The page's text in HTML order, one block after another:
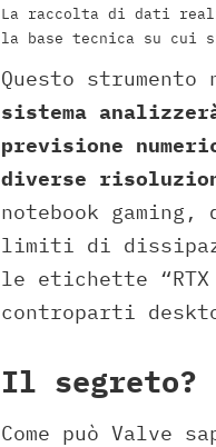
La raccolta di dati reali
la base tecnica su cui
Questo
sistema
previsione
diverse
notebook
limiti di
le etichette “RTX
controparti
Il
Come può Valve